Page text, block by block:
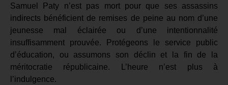
Samuel Paty n’est pas mort pour que ses assassins
indirects bénéficient de remises de peine au nom d’une
jeunesse mal éclairée ou d’une intentionnalité
insuffisamment prouvée. Protégeons le service public
d’éducation, ou assumons son déclin et la fin de la
méritocratie républicaine. L’heure n’est plus à
l’indulgence.